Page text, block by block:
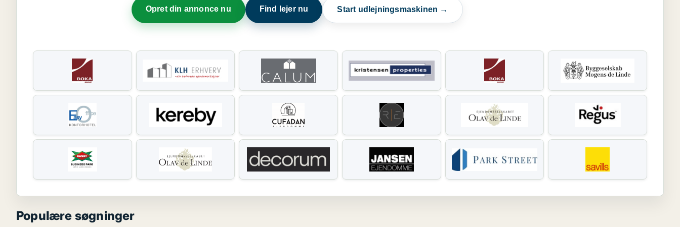
Opret din annonce nu Find lejer nu Start udlejningsmaskinen →
Populære søgninger